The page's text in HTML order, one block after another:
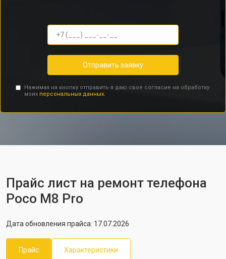
Отправить заявку
Нажимая на кнопку отправить я даю свое согласие на обработку
моих персональных данных.
Прайс лист на ремонт телефона
Poco M8 Pro
Дата обновления прайса: 17.07.2026
Прайс Характеристики